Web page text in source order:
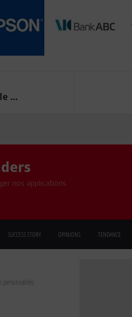
...
nos applications
SUCCESS STORY OPINIONS TENDANCE
personnalités